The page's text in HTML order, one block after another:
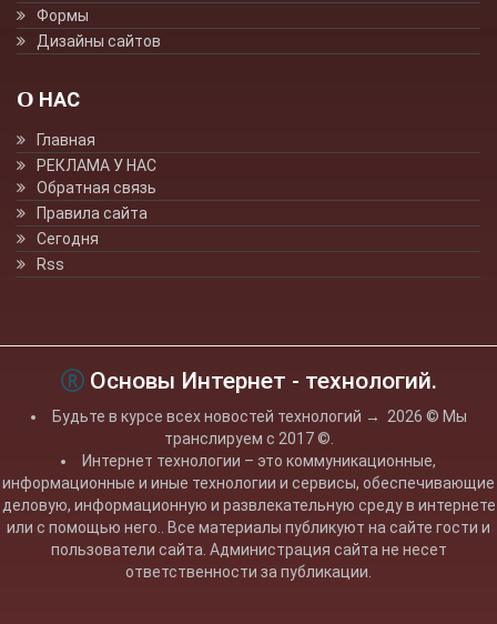
Формы
Дизайны сайтов
О НАС
Главная
РЕКЛАМА У НАС
Обратная связь
Правила сайта
Сегодня
Rss
Основы Интернет - технологий.
Будьте в курсе всех новостей технологий → 2026 © Мы
транслируем с 2017 ©.
Интернет технологии – это коммуникационные,
информационные и иные технологии и сервисы, обеспечивающие
деловую, информационную и развлекательную среду в интернете
или с помощью него.. Все материалы публикуют на сайте гости и
пользователи сайта. Администрация сайта не несет
ответственности за публикации.